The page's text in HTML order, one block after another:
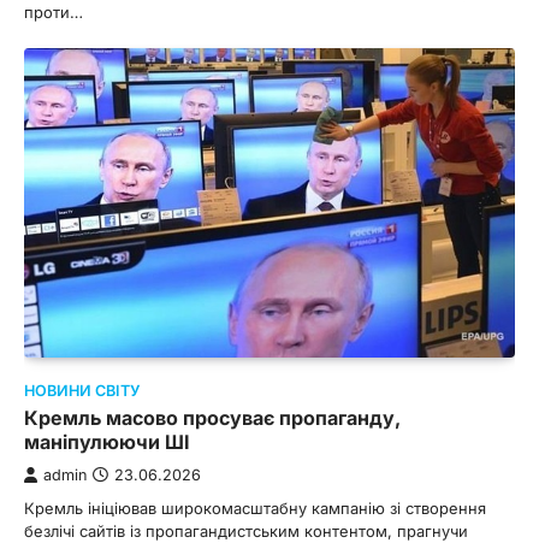
проти…
НОВИНИ СВІТУ
Кремль масово просуває пропаганду,
маніпулюючи ШІ
admin 23.06.2026
Кремль ініціював широкомасштабну кампанію зі створення
безлічі сайтів із пропагандистським контентом, прагнучи